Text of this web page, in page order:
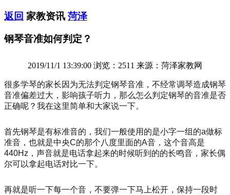
返回 家教资讯 菏泽
钢琴音准如何判定？
2019/11/1 13:39:00 浏览：2511 来源：菏泽家教网
很多学琴的家长因为无法判定钢琴音准，不经常调琴造成钢琴
音准偏差过大，影响孩子听力，那么怎么判定钢琴的音准是否
正确呢？我在这里简单和大家说一下。
首先钢琴是有标准音的，我们一般使用的是小字一组的a做标
准音，也就是中央C的那个八度里面的A音，这个音高是
440Hz，声音就是电话拿起来的时候听到的的长鸣音，家长偶
尔可以拿起电话对比一下。
再就是听一下每一个音，不要弹一下马上松开，保持一段时